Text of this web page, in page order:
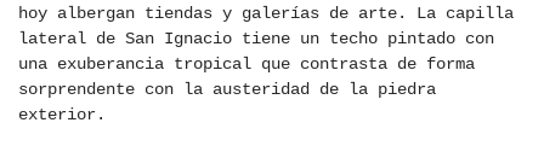
hoy albergan tiendas y galerías de arte. La capilla
lateral de San Ignacio tiene un techo pintado con
una exuberancia tropical que contrasta de forma
sorprendente con la austeridad de la piedra
exterior.